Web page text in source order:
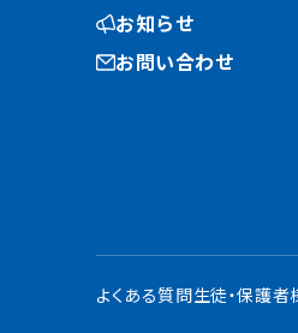
お知らせ
お問い合わせ
よくある質問生徒・保護者